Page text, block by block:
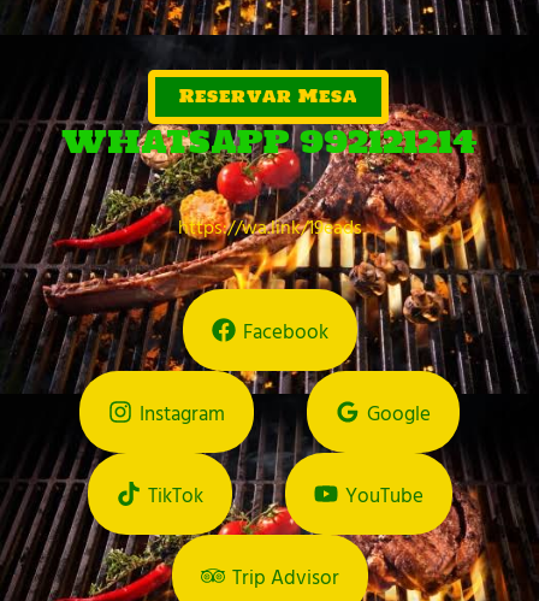
Reservar Mesa
WHATSAPP 992121214
https://wa.link/19eads
Facebook
Instagram Google
TikTok YouTube
Trip Advisor